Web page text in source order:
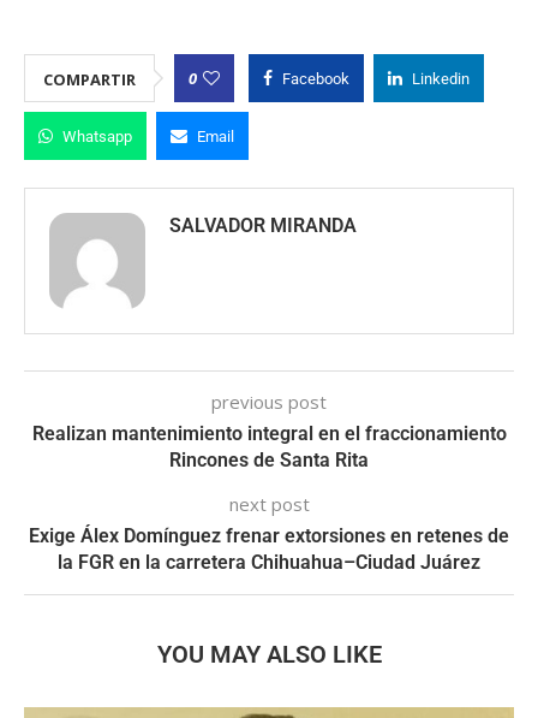
COMPARTIR 0 Facebook Linkedin
Whatsapp Email
SALVADOR MIRANDA
previous post
Realizan mantenimiento integral en el fraccionamiento
Rincones de Santa Rita
next post
Exige Álex Domínguez frenar extorsiones en retenes de
la FGR en la carretera Chihuahua–Ciudad Juárez
YOU MAY ALSO LIKE